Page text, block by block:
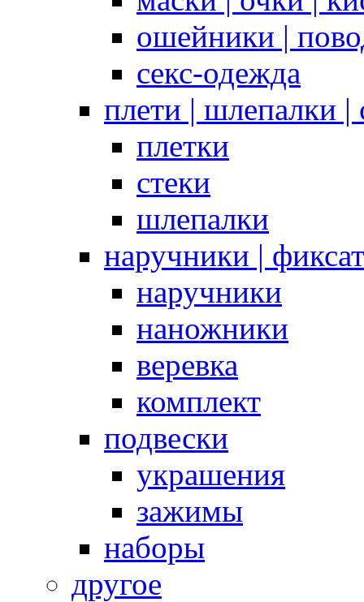
ошейники |
секс-одежда
плети | шлепалки |
плетки
стеки
шлепалки
наручники |
наручники
наножники
веревка
комплект
подвески
украшения
зажимы
наборы
другое